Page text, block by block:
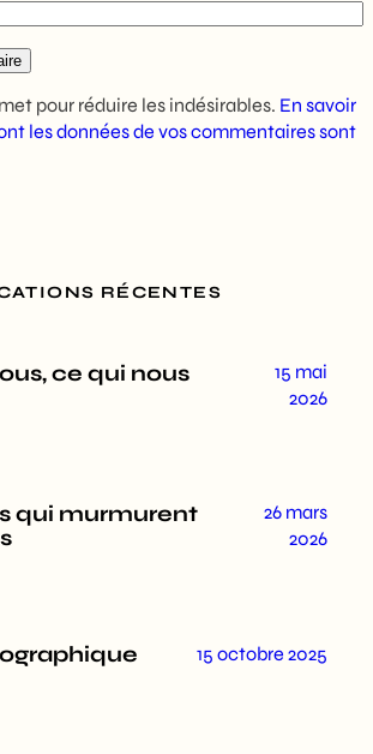
pour réduire les indésirables. En savoir
les données de vos commentaires sont
RÉCENTES
ce qui nous
15 mai
2026
qui murmurent
26 mars
2026
15 octobre 2025